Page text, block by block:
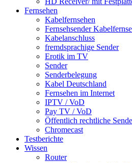
Fernsehen
Kabelfernsehen
Fernsehsender
Kabelanschluss
fremdsprachige Sender
Erotik im TV
Sender
Senderbelegung
Kabel Deutschland
Fernsehen im Internet
IPTV / VoD
Pay TV / VoD
Öffentlich rechtliche
Chromecast
Testberichte
Wissen
Router